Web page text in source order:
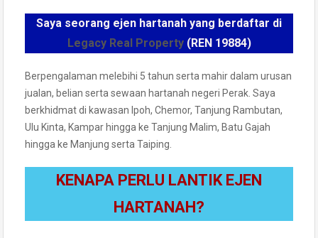
Saya seorang ejen hartanah yang berdaftar di
Legacy Real Property(REN 19884)
Berpengalaman melebihi 5 tahun serta mahir dalam urusan
jualan, belian serta sewaan hartanah negeri Perak. Saya
berkhidmat di kawasan Ipoh, Chemor, Tanjung Rambutan,
Ulu Kinta, Kampar hingga ke Tanjung Malim, Batu Gajah
hingga ke Manjung serta Taiping.
KENAPA PERLU LANTIK EJEN
HARTANAH?